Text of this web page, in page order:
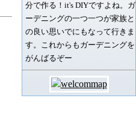
分で作る！it's DIYですよね。ガ
ーデニングの一つ一つが家族と
の良い思いでにもなって行きま
す。これからもガーデニングを
がんばるぞー